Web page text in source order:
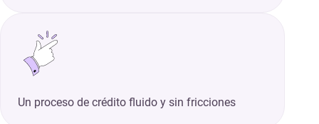
Un proceso de crédito fluido y sin fricciones